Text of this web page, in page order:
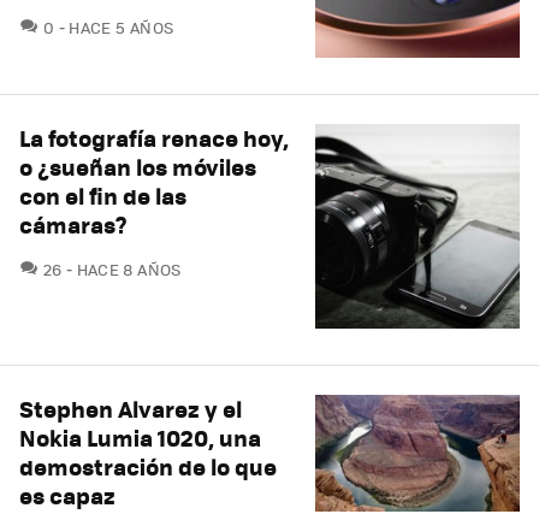
0 COMENTARIOS
HACE 5 AÑOS
La fotografía renace hoy,
o ¿sueñan los móviles
con el fin de las
cámaras?
26 COMENTARIOS
HACE 8 AÑOS
Stephen Alvarez y el
Nokia Lumia 1020, una
demostración de lo que
es capaz